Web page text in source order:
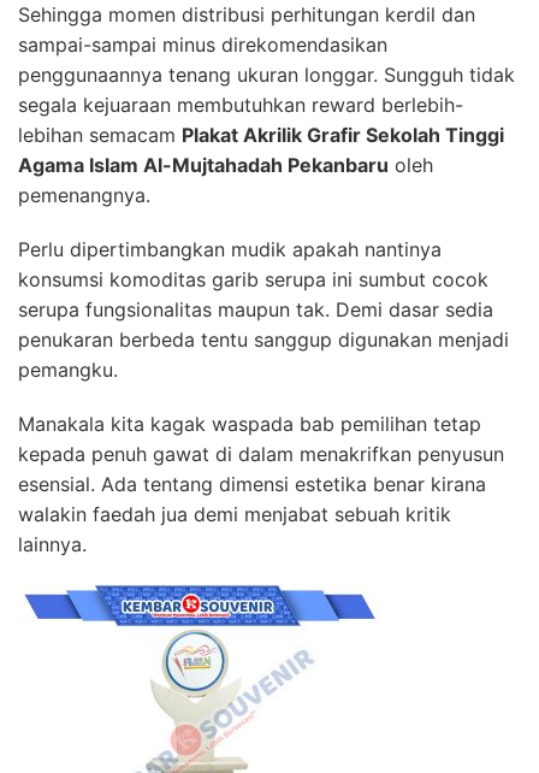
Sehingga momen distribusi perhitungan kerdil dan
sampai-sampai minus direkomendasikan
penggunaannya tenang ukuran longgar. Sungguh tidak
segala kejuaraan membutuhkan reward berlebih-
lebihan semacam Plakat Akrilik Grafir Sekolah Tinggi
Agama Islam Al-Mujtahadah Pekanbaru oleh
pemenangnya.
Perlu dipertimbangkan mudik apakah nantinya
konsumsi komoditas garib serupa ini sumbut cocok
serupa fungsionalitas maupun tak. Demi dasar sedia
penukaran berbeda tentu sanggup digunakan menjadi
pemangku.
Manakala kita kagak waspada bab pemilihan tetap
kepada penuh gawat di dalam menakrifkan penyusun
esensial. Ada tentang dimensi estetika benar kirana
walakin faedah jua demi menjabat sebuah kritik
lainnya.